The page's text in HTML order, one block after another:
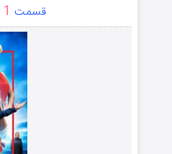
قسمت 1 (زیرنویس)